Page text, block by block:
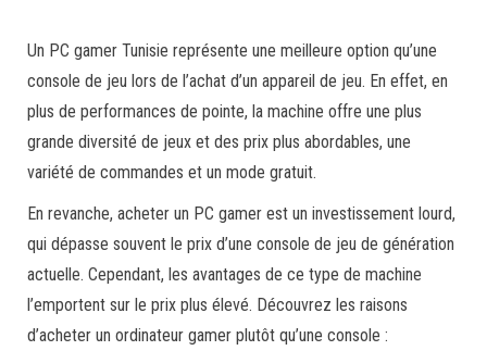
Un PC gamer Tunisie représente une meilleure option qu’une
console de jeu lors de l’achat d’un appareil de jeu. En effet, en
plus de performances de pointe, la machine offre une plus
grande diversité de jeux et des prix plus abordables, une
variété de commandes et un mode gratuit.
En revanche, acheter un PC gamer est un investissement lourd,
qui dépasse souvent le prix d’une console de jeu de génération
actuelle. Cependant, les avantages de ce type de machine
l’emportent sur le prix plus élevé. Découvrez les raisons
d’acheter un ordinateur gamer plutôt qu’une console :